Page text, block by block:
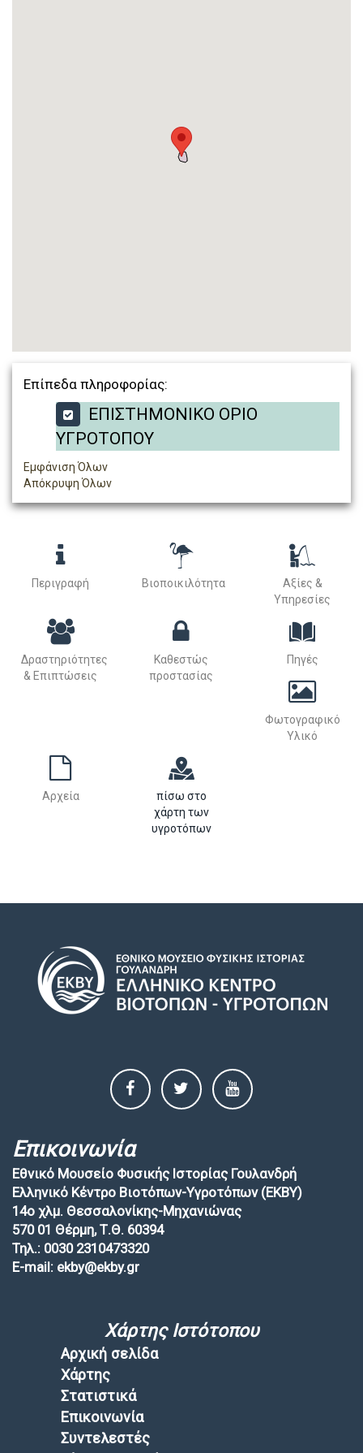
Επίπεδα πληροφορίας:
ΕΠΙΣΤΗΜΟΝΙΚΟ ΟΡΙΟ
ΥΓΡΟΤΟΠΟΥ
Εμφάνιση Όλων
Απόκρυψη Όλων
Περιγραφή Βιοποικιλότητα
Αξίες &
Υπηρεσίες
Δραστηριότητες
& Επιπτώσεις
Καθεστώς
προστασίας
Πηγές
Φωτογραφικό
Υλικό
Αρχεία
πίσω στο
χάρτη των
υγροτόπων
Επικοινωνία
Εθνικό Μουσείο Φυσικής Ιστορίας Γουλανδρή
Ελληνικό Κέντρο Βιοτόπων-Υγροτόπων (EKBY)
14ο χλμ. Θεσσαλονίκης-Μηχανιώνας
570 01 Θέρμη, Τ.Θ. 60394
Τηλ.: 0030 2310473320
E-mail: ekby@ekby.gr
Χάρτης Ιστότοπου
Αρχική σελίδα
Χάρτης
Στατιστικά
Επικοινωνία
Συντελεστές